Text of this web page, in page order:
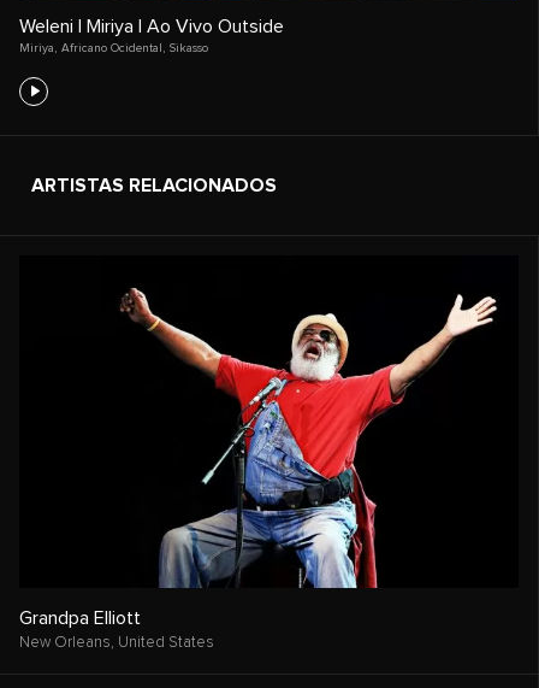
Weleni | Miriya | Ao Vivo Outside
Miriya Africano Ocidental Sikasso
ARTISTAS RELACIONADOS
Grandpa Elliott
New Orleans, United States